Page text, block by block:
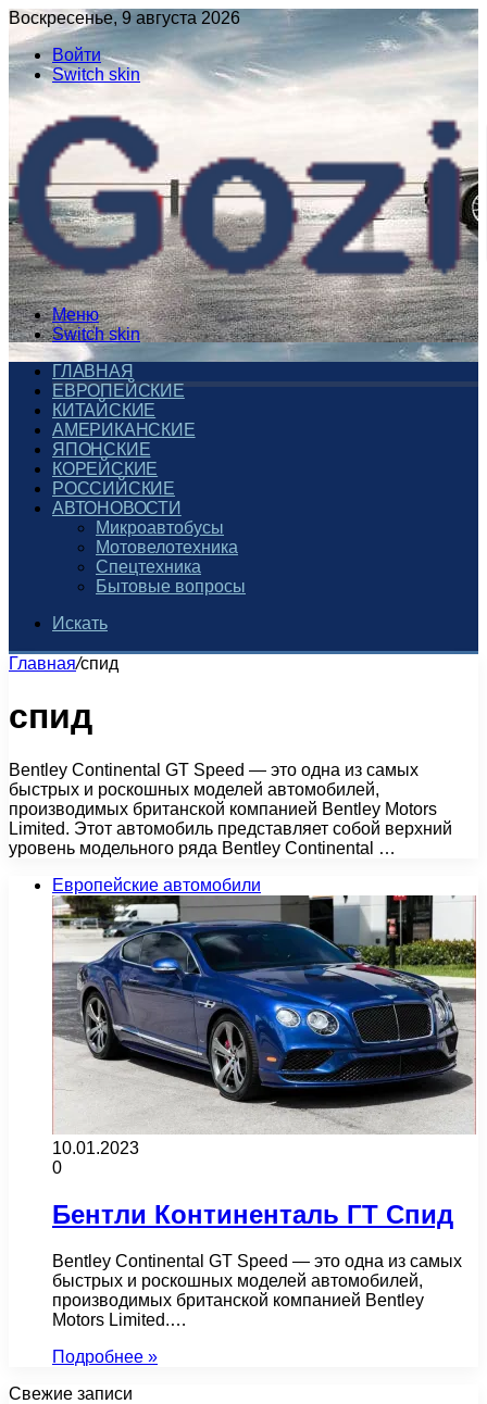
Воскресенье, 9 августа 2026
Войти
Switch skin
Меню
Switch skin
ГЛАВНАЯ
ЕВРОПЕЙСКИЕ
КИТАЙСКИЕ
АМЕРИКАНСКИЕ
ЯПОНСКИЕ
КОРЕЙСКИЕ
РОССИЙСКИЕ
АВТОНОВОСТИ
Микроавтобусы
Мотовелотехника
Спецтехника
Бытовые вопросы
Искать
Главная/спид
спид
Bentley Continental GT Speed — это одна из самых
быстрых и роскошных моделей автомобилей,
производимых британской компанией Bentley Motors
Limited. Этот автомобиль представляет собой верхний
уровень модельного ряда Bentley Continental …
Европейские автомобили
10.01.2023
0
Бентли Континенталь ГТ Спид
Bentley Continental GT Speed — это одна из самых
быстрых и роскошных моделей автомобилей,
производимых британской компанией Bentley
Motors Limited.…
Подробнее »
Свежие записи